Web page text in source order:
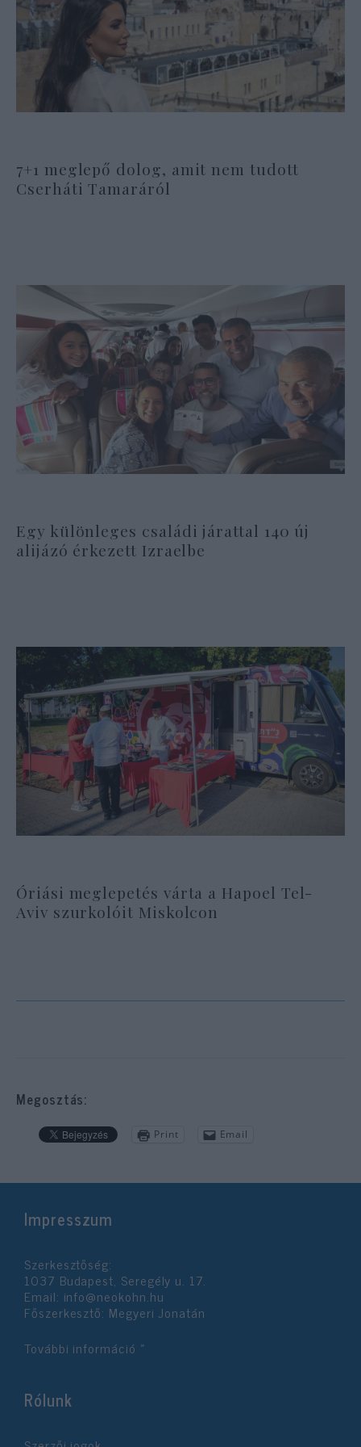
7+1 meglepő dolog, amit nem tudott
Cserháti Tamaráról
Egy különleges családi járattal 140 új
alijázó érkezett Izraelbe
Óriási meglepetés várta a Hapoel Tel-
Aviv szurkolóit Miskolcon
Megosztás:
Print Email
Impresszum
Szerkesztőség:
1037 Budapest, Seregély u. 17.
Email: info@neokohn.hu
Főszerkesztő: Megyeri Jonatán
További információ »
Rólunk